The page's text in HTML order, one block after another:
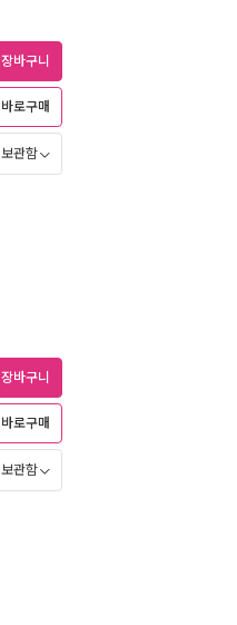
장바구니
바로구매
보관함
장바구니
바로구매
보관함